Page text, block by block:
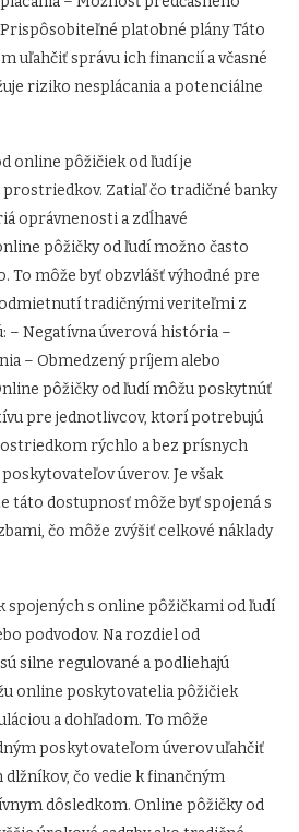
platobné plány Táto
uľahčiť správu ich financií a včasné
riziko nesplácania a potenciálne
online pôžičiek od ľudí je
Zatiaľ čo tradičné banky
oprávnenosti a zdĺhavé
pôžičky od ľudí možno často
To môže byť obzvlášť výhodné pre
tradičnými veriteľmi z
– Negatívna úverová história –
– Obmedzený príjem alebo
pôžičky od ľudí môžu poskytnúť
pre jednotlivcov, ktorí potrebujú
rýchlo a bez prísnych
úverov. Je však
táto dostupnosť môže byť spojená s
čo môže zvýšiť celkové náklady
spojených s online pôžičkami od ľudí
podvodov. Na rozdiel od
silne regulované a podliehajú
online poskytovatelia pôžičiek
a dohľadom. To môže
poskytovateľom úverov uľahčiť
čo vedie k finančným
dôsledkom. Online pôžičky od